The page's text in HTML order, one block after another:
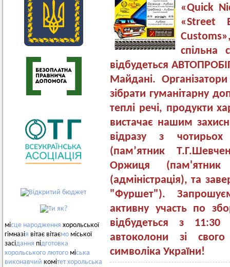
місце народження хорольської
гімназія вітає вітаємо міської
засідання підготовка
хорольського лютого міська
виконавчий комітет хорольська
«Quick
«Street
спільна
відбудеться
Майдані.
зібрати гуманітарну
теплі речі, продукти
вистачає нашим
відразу з
(пам’ятник
Оржиця (пам'ятник
(адміністрація), та
"Фуршет").
активну участь по
відбудеться з
автоколони зі
символіка України!